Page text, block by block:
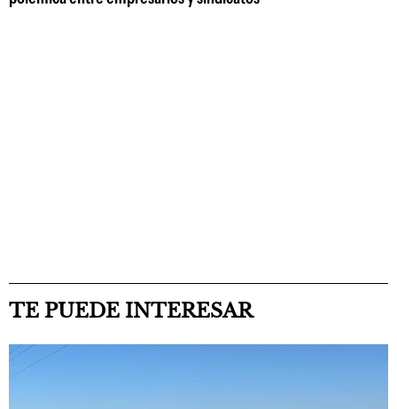
TE PUEDE INTERESAR